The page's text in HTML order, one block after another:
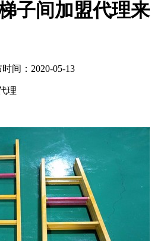
子间加盟代理来
间：2020-05-13
理